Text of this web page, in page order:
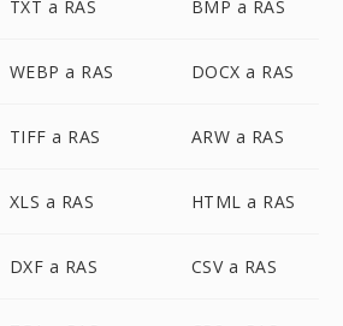
TXT a RAS BMP a RAS
WEBP a RAS DOCX a RAS
TIFF a RAS ARW a RAS
XLS a RAS HTML a RAS
DXF a RAS CSV a RAS